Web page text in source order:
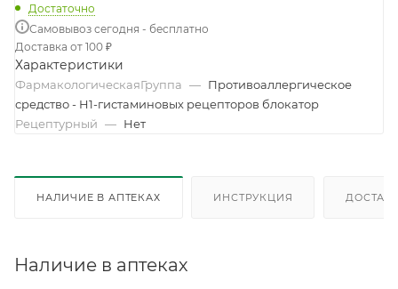
Достаточно
Самовывоз сегодня - бесплатно
Доставка от 100 ₽
Характеристики
ФармакологическаяГруппа — Противоаллергическое
средство - H1-гистаминовых рецепторов блокатор
Рецептурный — Нет
НАЛИЧИЕ В АПТЕКАХ ИНСТРУКЦИЯ
Наличие в аптеках